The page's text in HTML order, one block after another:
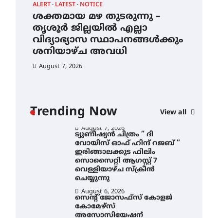
ALERT LATEST NOTICE
ശക്തമായ മഴ തുടരുന്നു –
തൃശൂർ ജില്ലയിൽ എല്ലാ
വിദ്യാഭ്യാസ സ്ഥാപനങ്ങൾക്കും
ശനിയാഴ്ച അവധി
August 7, 2026
Trending Now View all
August 6, 2026
ശക്തമായ മഴ തുടരുന്നു –
തൃശൂർ ജില്ലയിൽ എല്ലാ
വിദ്യാഭ്യാസ
സ്ഥാപനങ്ങൾക്കും
ശനിയാഴ്ച അവധി
August 7, 2026
August 7, 2026
വോയിസ് ഓഫ് ഹിന്ദ് റജബ് ”
ഇരിങ്ങാലക്കുട ഫിലിം
സൊസൈറ്റി ആഗസ്റ്റ് 7
വെള്ളിയാഴ്ച സ്‌ക്രീൻ
ചെയ്യുന്നു
August 6, 2026
സെന്റ് ജോസഫ്സ് കോളജ്
കോമേഴ്‌സ്
അസോസിയേഷന്
തുടക്കമായി